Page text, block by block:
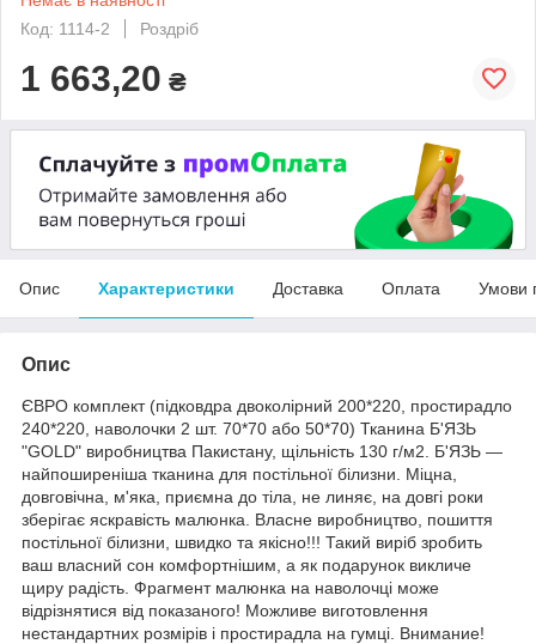
Код: 1114-2
Роздріб
1 663,20 ₴
Опис Характеристики Доставка Оплата Умови
Опис
ЄВРО комплект (підковдра двоколірний 200*220, простирадло
240*220, наволочки 2 шт. 70*70 або 50*70) Тканина Б'ЯЗЬ
"GOLD" виробництва Пакистану, щільність 130 г/м2. Б'ЯЗЬ —
найпоширеніша тканина для постільної білизни. Міцна,
довговічна, м'яка, приємна до тіла, не линяє, на довгі роки
зберігає яскравість малюнка. Власне виробництво, пошиття
постільної білизни, швидко та якісно!!! Такий виріб зробить
ваш власний сон комфортнішим, а як подарунок викличе
щиру радість. Фрагмент малюнка на наволочці може
відрізнятися від показаного! Можливе виготовлення
нестандартних розмірів і простирадла на гумці. Внимание!